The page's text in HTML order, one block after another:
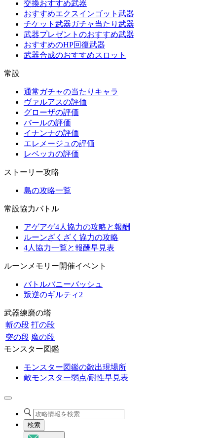
交換おすすめ武器
おすすめエクスインゴット武器
チケット武器ガチャ当たり武器
武器プレゼントのおすすめ武器
おすすめのHP回復武器
武器合成のおすすめスロット
常設
通常ガチャの当たりキャラ
ヴァルアスの評価
グローザの評価
バールの評価
イナンナの評価
エレメージュの評価
レベッカの評価
ストーリー攻略
島の攻略一覧
常設協力バトル
アゲアゲ4人協力の攻略と報酬
ルーンざくざく協力の攻略
4人協力一覧と報酬早見表
ルーンメモリー開催イベント
バトルバニーバッシュ
叛逆のギルティ2
武器練磨の塔
斬の段 打の段
突の段 魔の段
モンスター図鑑
モンスター図鑑の敵出現場所
敵モンスター弱点/耐性早見表
検索